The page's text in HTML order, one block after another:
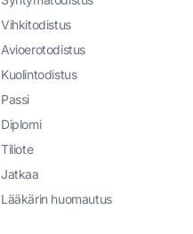
Vihkitodistus
Avioerotodistus
Kuolintodistus
Passi
Diplomi
Tiliote
Jatkaa
Lääkärin huomautus